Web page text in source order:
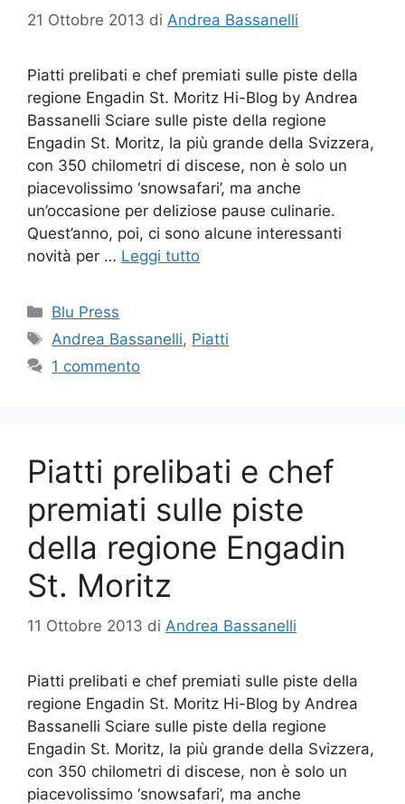
21 Ottobre 2013 di Andrea Bassanelli
Piatti prelibati e chef premiati sulle piste della
regione Engadin St. Moritz Hi-Blog by Andrea
Bassanelli Sciare sulle piste della regione
Engadin St. Moritz, la più grande della Svizzera,
con 350 chilometri di discese, non è solo un
piacevolissimo ‘snowsafari’, ma anche
un’occasione per deliziose pause culinarie.
Quest’anno, poi, ci sono alcune interessanti
novità per … Leggi tutto
Categorie
Blu Press
Tag
Andrea Bassanelli, Piatti
1 commento
Piatti prelibati e chef
premiati sulle piste
della regione Engadin
St. Moritz
11 Ottobre 2013 di Andrea Bassanelli
Piatti prelibati e chef premiati sulle piste della
regione Engadin St. Moritz Hi-Blog by Andrea
Bassanelli Sciare sulle piste della regione
Engadin St. Moritz, la più grande della Svizzera,
con 350 chilometri di discese, non è solo un
piacevolissimo ‘snowsafari’, ma anche